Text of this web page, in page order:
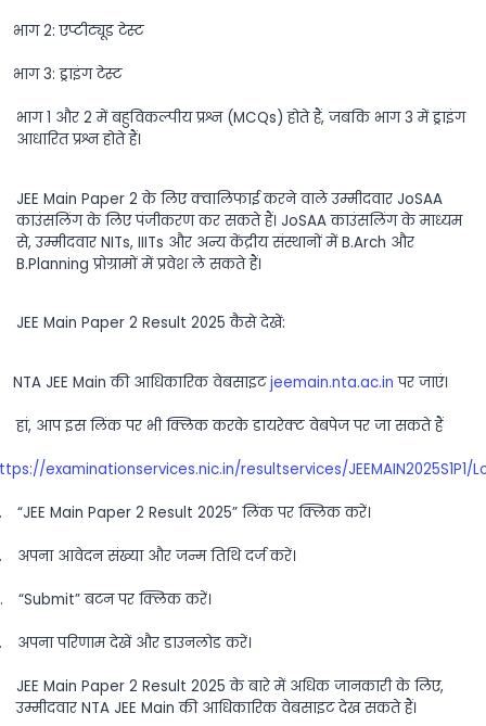
भाग2:एप्टीट्यूड टेस्ट
भाग3:ड्राइंग टेस्ट
भाग1 और 2में बहुविकल्पीय प्रश्न(MCQs)होते हैं, जबकि भाग3में ड्राइंग
आधारित प्रश्न होते हैं।
JEE Main Paper 2के लिए क्वालिफाई करने वाले उम्मीदवार JoSAA
काउंसलिंग के लिए पंजीकरण कर सकते हैं। JoSAAकाउंसलिंग के माध्यम
से,उम्मीदवार NITs, IIITs और अन्य केंद्रीय संस्थानों मेंB.Arch और
B.Planningप्रोग्रामों में प्रवेश ले सकते हैं।
JEE Main Paper 2 Result 2025कैसे देखें:
NTA JEE Mainकी आधिकारिक वेबसाइट jeemain.nta.ac.in पर जाएं।
हां, आप इस लिंक पर भी क्लिक करके डायरेक्ट वेबपेज पर जा सकते हैं
examinationservices.nic.in/resultservices/JEEMAIN2025S1P1/
“JEE Main Paper 2 Result 2025” लिंक पर क्लिक करें।
अपना आवेदन संख्या और जन्म तिथि दर्ज करें।
“Submit”बटन पर क्लिक करें।
अपना परिणाम देखें और डाउनलोड करें।
JEE Main Paper 2 Result 2025के बारे में अधिक जानकारी के लिए,
उम्मीदवार NTA JEE Mainकी आधिकारिक वेबसाइट देख सकते हैं।